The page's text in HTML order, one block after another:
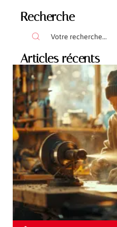
Recherche
Articles récents